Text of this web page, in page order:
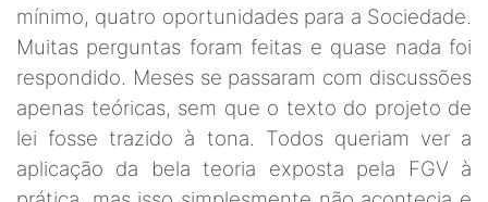
mínimo, quatro oportunidades para a Sociedade.
Muitas perguntas foram feitas e quase nada foi
respondido. Meses se passaram com discussões
apenas teóricas, sem que o texto do projeto de
lei fosse trazido à tona. Todos queriam ver a
aplicação da bela teoria exposta pela FGV à